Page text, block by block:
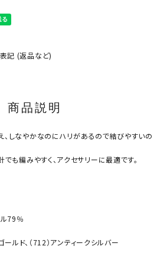
記 (返品など)
商品説明
しなやかなのにハリがあるので結びやすいの
でも編みやすく、アクセサリーに最適です。
79％
ールド、（712）アンティークシルバー